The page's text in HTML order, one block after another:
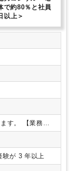
で約80％と社員
以上＞
す。
【業務内
用実務等→財
社員への効果等
のもと「財務
や金融をバック
験が 3 年以上